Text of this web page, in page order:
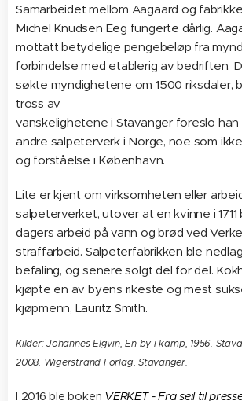
Samarbeidet mellom Aagaard og
Michel Knudsen Eeg fungerte dårlig.
mottatt betydelige pengebeløp fra
forbindelse med etablerig av bedriften.
søkte myndighetene om 1500 riksdaler,
tross av
vanskelighetene i Stavanger foreslo
andre salpeterverk i Norge, noe som
og forståelse i København.
Lite er kjent om virksomheten eller
salpeterverket, utover at en kvinne i 1711
dagers arbeid på vann og brød ved
straffarbeid. Salpeterfabrikken ble
befaling, og senere solgt del for del.
kjøpte en av byens rikeste og mest
kjøpmenn, Lauritz Smith.
Kilder: Johannes Elgvin, En by i kamp, 1956.
2008, Wigerstrand Forlag, Stavanger.
I 2016 ble boken VERKET - Fra seil til